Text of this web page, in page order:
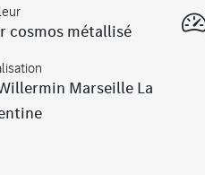
cosmos métallisé
Marseille La